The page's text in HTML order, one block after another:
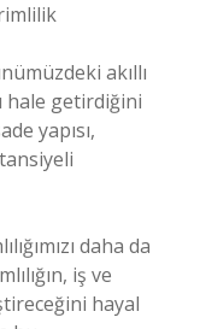
akıllı
hale getirdiğini
yapısı,
daha da
iş ve
hayal